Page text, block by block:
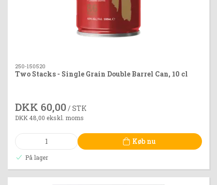
250-150520
Two Stacks - Single Grain Double Barrel Can, 10 cl
DKK 60,00 / STK
DKK 48,00 ekskl. moms
Køb nu
På lager